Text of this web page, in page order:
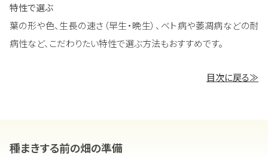
特性で選ぶ
葉の形や色、生長の速さ（早生・晩生）、ベト病や萎凋病などの耐
病性など、こだわりたい特性で選ぶ方法もおすすめです。
目次に戻る≫
種まきする前の畑の準備